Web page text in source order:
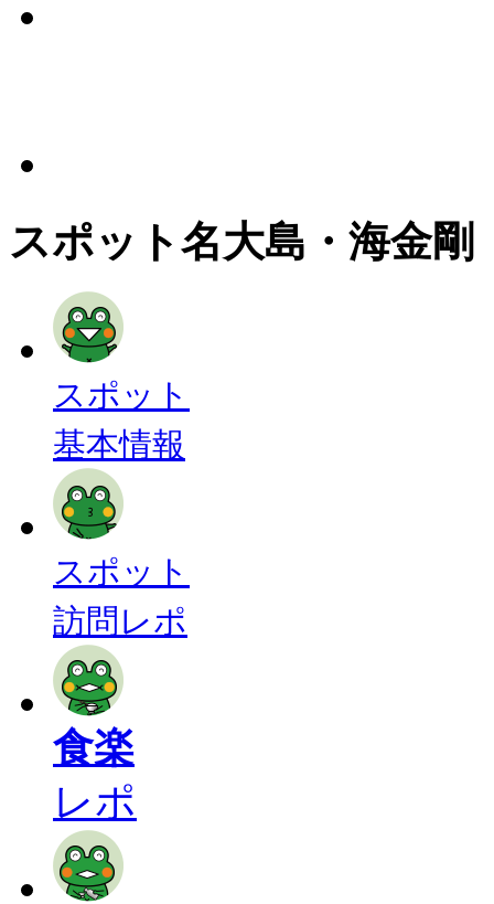
スポット名大島・海金剛
スポット
基本情報
スポット
訪問レポ
食楽
レポ